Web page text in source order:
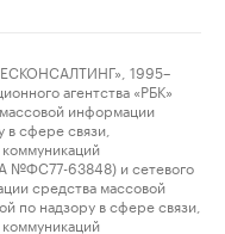
1995–
агентства «РБК»
информации
сфере связи,
№ФС77-63848) и сетевого
средства массовой
по надзору в сфере связи,